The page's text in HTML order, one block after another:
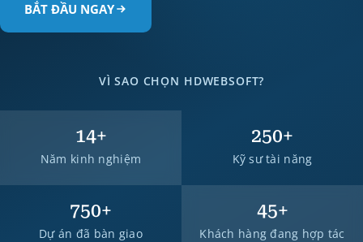
BẮT ĐẦU NGAY
VÌ SAO CHỌN HDWEBSOFT?
14+
Năm kinh nghiệm
250+
Kỹ sư tài năng
750+
Dự án đã bàn giao
45+
Khách hàng đang hợp tác